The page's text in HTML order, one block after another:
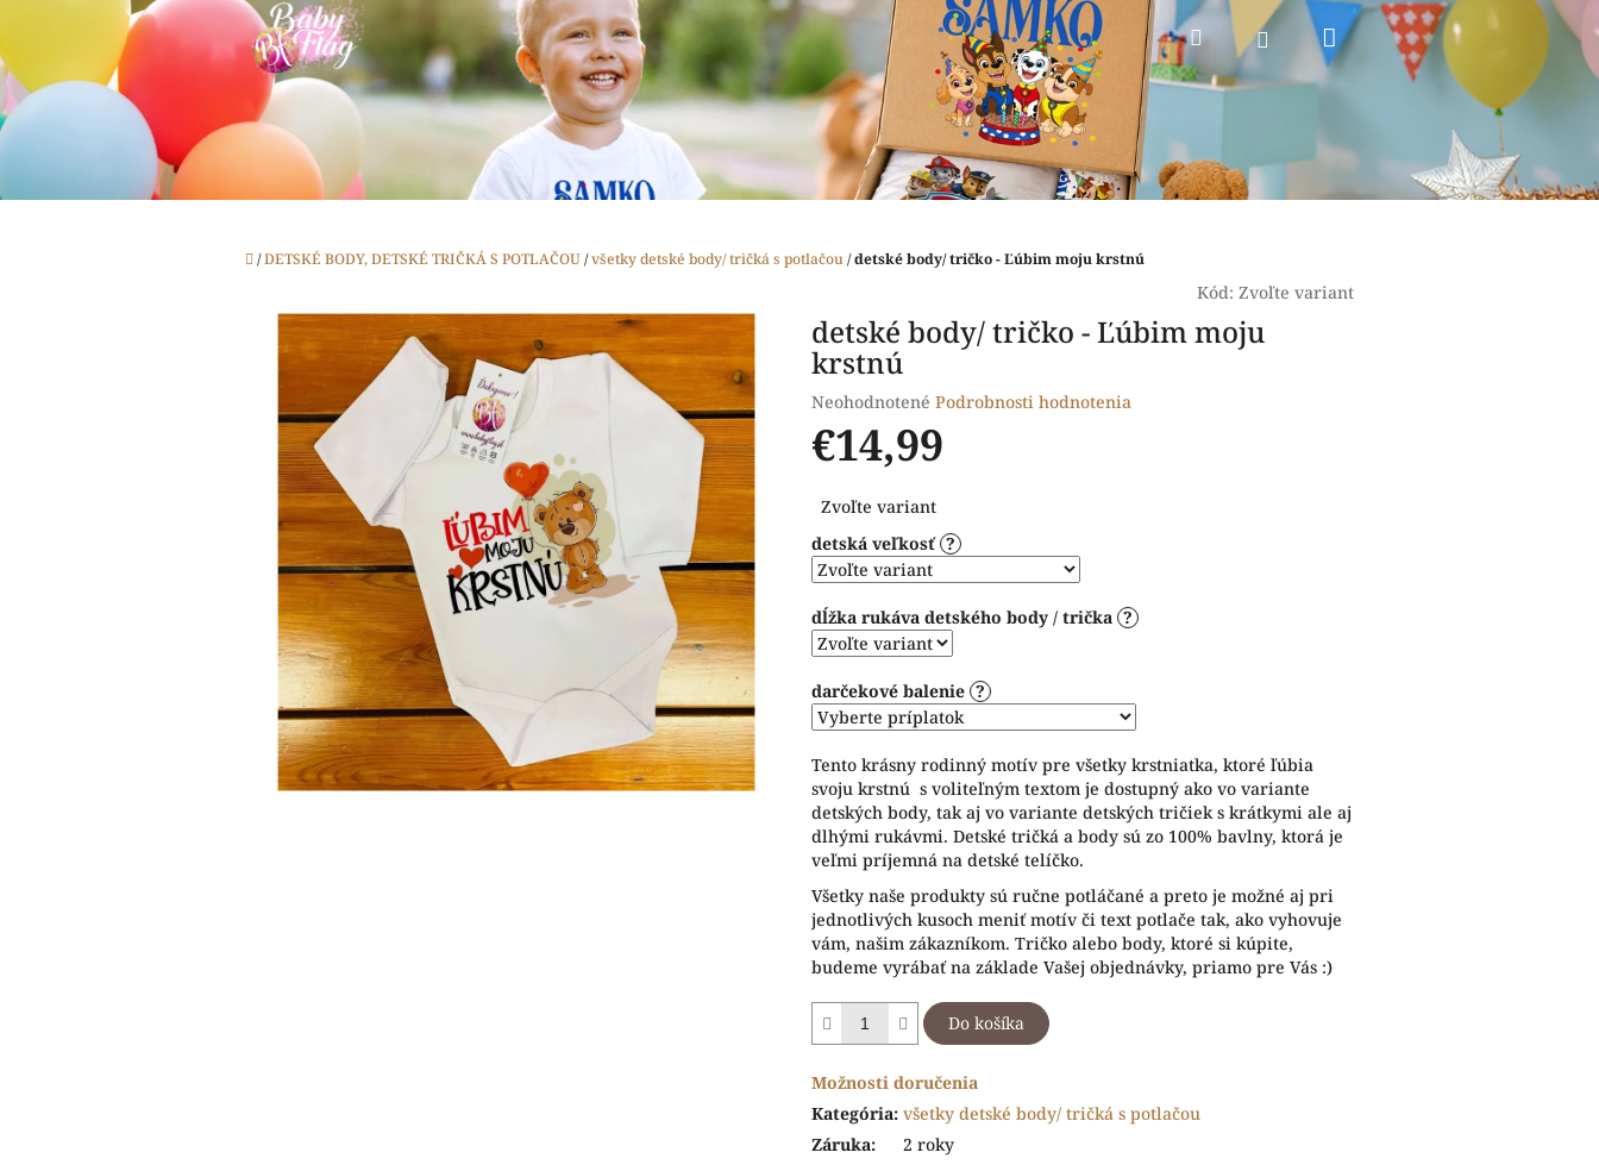
obsah
HľadaťPrihlásenieNákupný
Domov
/DETSKÉ BODY, DETSKÉ TRIČKÁ S POTLAČOU/všetky detské body/ tričká s potlačou/detské body/ tričko - Ľúbim moju krstnú
Kód: Zvoľte variant
detské body/ tričko - Ľúbim moju
krstnú
Priemerné
hodnotenie
produktu
0,0
5
hviezdičiek.
Neohodnotené Podrobnosti hodnotenia
€14,99
cena:
Zvoľte variant
detská veľkosť ?
dĺžka rukáva detského body / trička ?
darčekové balenie ?
Tento krásny rodinný motív pre všetky krstniatka, ktoré ľúbia
svoju krstnú s voliteľným textom je dostupný ako vo variante
detských body, tak aj vo variante detských tričiek s krátkymi ale aj
dlhými rukávmi. Detské tričká a body sú zo 100% bavlny, ktorá je
veľmi príjemná na detské telíčko.
Všetky naše produkty sú ručne potláčané a preto je možné aj pri
jednotlivých kusoch meniť motív či text potlače tak, ako vyhovuje
vám, našim zákazníkom. Tričko alebo body, ktoré si kúpite,
budeme vyrábať na základe Vašej objednávky, priamo pre Vás :)
Do košíka
Možnosti doručenia
Kategória: všetky detské body/ tričká s potlačou
Záruka: 2 roky